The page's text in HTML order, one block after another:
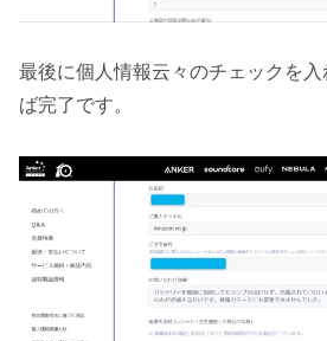
最後に個人情報云々のチェックを入
ば完了です。